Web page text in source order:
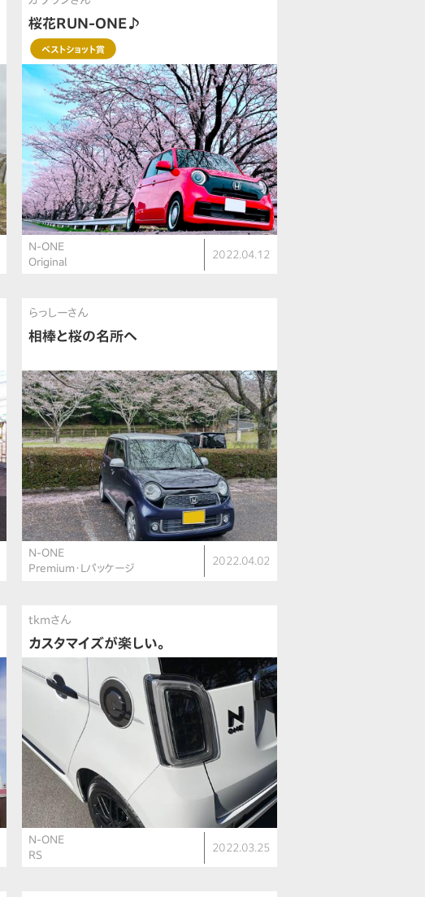
桜花RUN-ONE♪
ベストショット賞
N-ONE
Original
2022.04.12
らっしーさん
相棒と桜の名所へ
N-ONE
Premium・Lパッケージ
2022.04.02
tkmさん
カスタマイズが楽しい。
N-ONE
RS
2022.03.25